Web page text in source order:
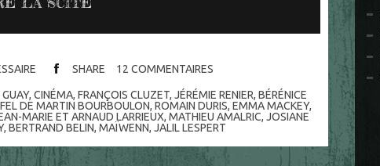
SHARE 12 COMMENTAIRES
, CINÉMA, FRANÇOIS CLUZET, JÉRÉMIE RENIER, BÉRÉNICE
DE MARTIN BOURBOULON, ROMAIN DURIS, EMMA MACKEY,
MARIE ET ARNAUD LARRIEUX, MATHIEU AMALRIC, JOSIANE
,BERTRAND BELIN,MAÏWENN,JALIL LESPERT